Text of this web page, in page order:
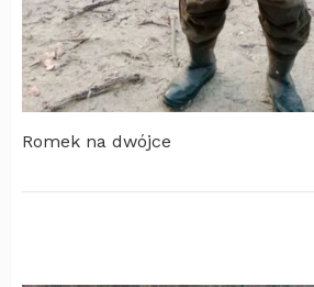
Romek na dwójce